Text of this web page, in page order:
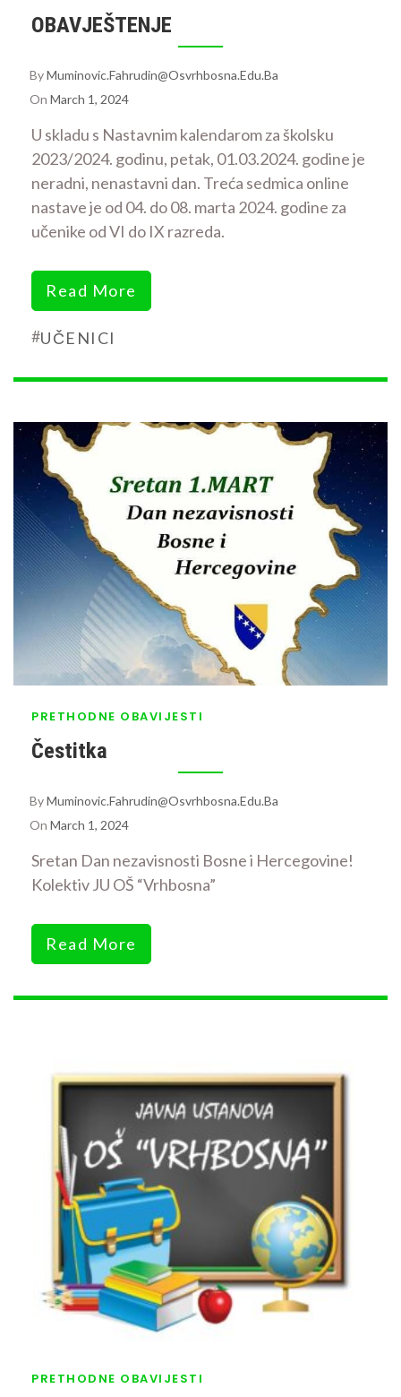
OBAVJEŠTENJE
ByMuminovic.fahrudin@osvrhbosna.edu.ba
On March 1, 2024
U skladu s Nastavnim kalendarom za školsku
2023/2024. godinu, petak, 01.03.2024. godine je
neradni, nenastavni dan. Treća sedmica online
nastave je od 04. do 08. marta 2024. godine za
učenike od VI do IX razreda.
Read More
#UČENICI
PRETHODNE OBAVIJESTI
Čestitka
ByMuminovic.fahrudin@osvrhbosna.edu.ba
On March 1, 2024
Sretan Dan nezavisnosti Bosne i Hercegovine!
Kolektiv JU OŠ “Vrhbosna”
Read More
PRETHODNE OBAVIJESTI